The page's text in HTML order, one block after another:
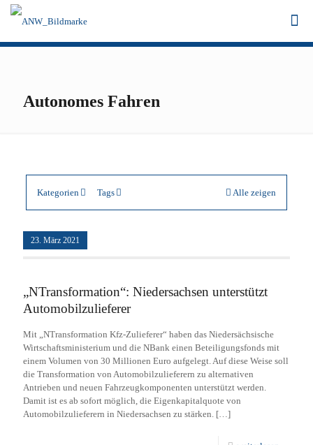
Autonomes Fahren
Kategorien Tags Alle zeigen
23. März 2021
„NTransformation“: Niedersachsen unterstützt
Automobilzulieferer
Mit „NTransformation Kfz-Zulieferer“ haben das Niedersächsische
Wirtschaftsministerium und die NBank einen Beteiligungsfonds mit
einem Volumen von 30 Millionen Euro aufgelegt. Auf diese Weise soll
die Transformation von Automobilzulieferern zu alternativen
Antrieben und neuen Fahrzeugkomponenten unterstützt werden.
Damit ist es ab sofort möglich, die Eigenkapitalquote von
Automobilzulieferern in Niedersachsen zu stärken. […]